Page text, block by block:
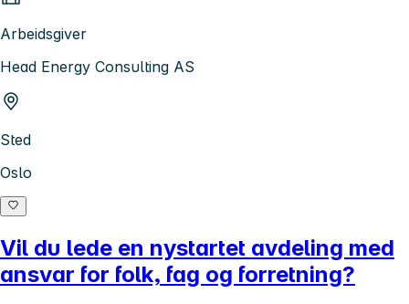
Arbeidsgiver
Head Energy Consulting AS
Sted
Oslo
Vil du lede en nystartet avdeling med
ansvar for folk, fag og forretning?